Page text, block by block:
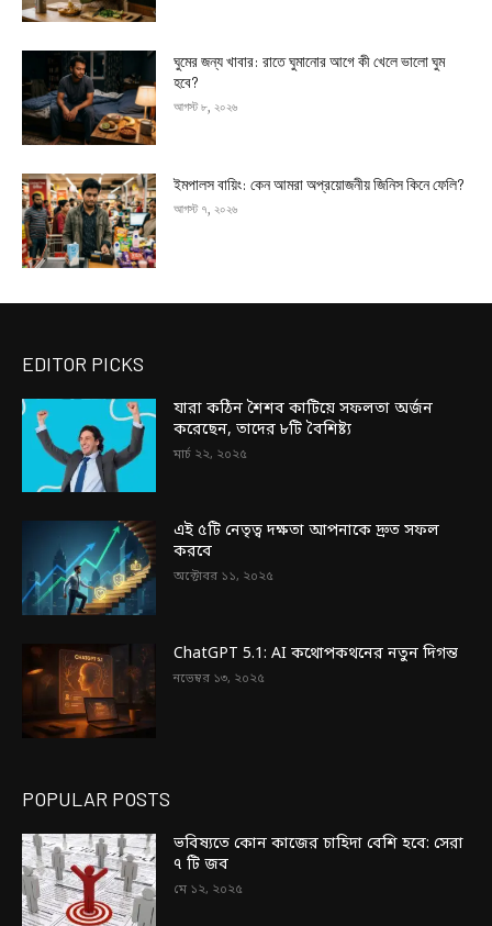
ঘুমের জন্য খাবার: রাতে ঘুমানোর আগে কী খেলে ভালো ঘুম
হবে?
আগস্ট ৮, ২০২৬
ইমপালস বায়িং: কেন আমরা অপ্রয়োজনীয় জিনিস কিনে ফেলি?
আগস্ট ৭, ২০২৬
EDITOR PICKS
যারা কঠিন শৈশব কাটিয়ে সফলতা অর্জন
করেছেন, তাদের ৮টি বৈশিষ্ট্য
মার্চ ২২, ২০২৫
এই ৫টি নেতৃত্ব দক্ষতা আপনাকে দ্রুত সফল
করবে
অক্টোবর ১১, ২০২৫
ChatGPT 5.1: AI কথোপকথনের নতুন দিগন্ত
নভেম্বর ১৩, ২০২৫
POPULAR POSTS
ভবিষ্যতে কোন কাজের চাহিদা বেশি হবে: সেরা
৭ টি জব
মে ১২, ২০২৫